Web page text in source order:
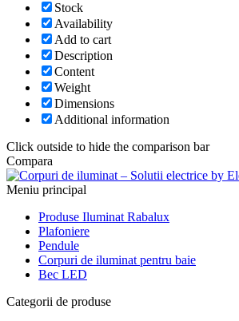
Stock
Availability
Add to cart
Description
Content
Weight
Dimensions
Additional information
Click outside to hide the comparison bar
Compara
Meniu principal
Produse Iluminat Rabalux
Plafoniere
Pendule
Corpuri de iluminat pentru baie
Bec LED
Categorii de produse